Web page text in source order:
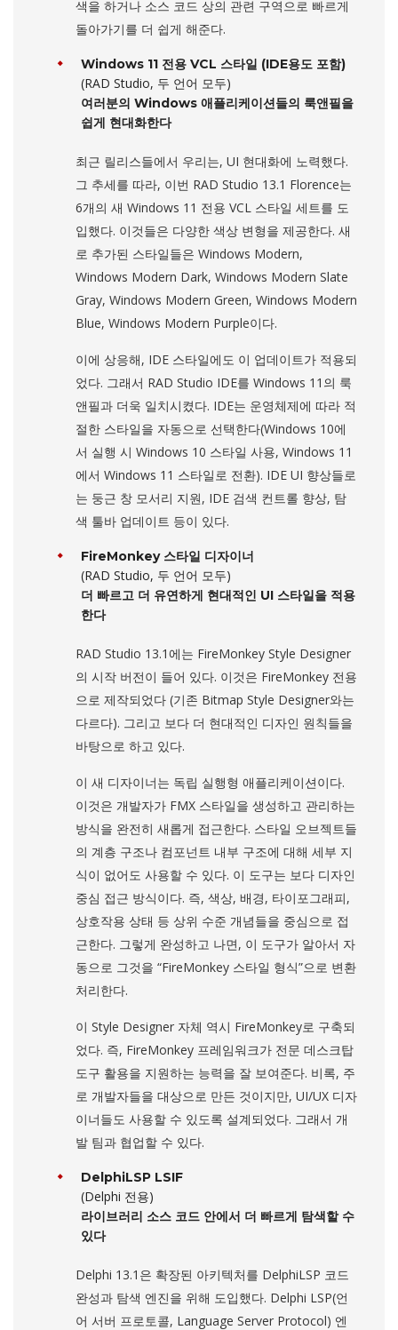
색을 하거나 소스 코드 상의 관련 구역으로 빠르게
돌아가기를 더 쉽게 해준다.
Windows 11 전용 VCL 스타일 (IDE용도 포함)
(RAD Studio, 두 언어 모두)
여러분의 Windows 애플리케이션들의 룩앤필을
쉽게 현대화한다
최근 릴리스들에서 우리는, UI 현대화에 노력했다.
그 추세를 따라, 이번 RAD Studio 13.1 Florence는
6개의 새 Windows 11 전용 VCL 스타일 세트를 도
입했다. 이것들은 다양한 색상 변형을 제공한다. 새
로 추가된 스타일들은 Windows Modern,
Windows Modern Dark, Windows Modern Slate
Gray, Windows Modern Green, Windows Modern
Blue, Windows Modern Purple이다.
이에 상응해, IDE 스타일에도 이 업데이트가 적용되
었다. 그래서 RAD Studio IDE를 Windows 11의 룩
앤필과 더욱 일치시켰다. IDE는 운영체제에 따라 적
절한 스타일을 자동으로 선택한다(Windows 10에
서 실행 시 Windows 10 스타일 사용, Windows 11
에서 Windows 11 스타일로 전환). IDE UI 향상들로
는 둥근 창 모서리 지원, IDE 검색 컨트롤 향상, 탐
색 툴바 업데이트 등이 있다.
FireMonkey 스타일 디자이너
(RAD Studio, 두 언어 모두)
더 빠르고 더 유연하게 현대적인 UI 스타일을 적용
한다
RAD Studio 13.1에는 FireMonkey Style Designer
의 시작 버전이 들어 있다. 이것은 FireMonkey 전용
으로 제작되었다 (기존 Bitmap Style Designer와는
다르다). 그리고 보다 더 현대적인 디자인 원칙들을
바탕으로 하고 있다.
이 새 디자이너는 독립 실행형 애플리케이션이다.
이것은 개발자가 FMX 스타일을 생성하고 관리하는
방식을 완전히 새롭게 접근한다. 스타일 오브젝트들
의 계층 구조나 컴포넌트 내부 구조에 대해 세부 지
식이 없어도 사용할 수 있다. 이 도구는 보다 디자인
중심 접근 방식이다. 즉, 색상, 배경, 타이포그래피,
상호작용 상태 등 상위 수준 개념들을 중심으로 접
근한다. 그렇게 완성하고 나면, 이 도구가 알아서 자
동으로 그것을 “FireMonkey 스타일 형식”으로 변환
처리한다.
이 Style Designer 자체 역시 FireMonkey로 구축되
었다. 즉, FireMonkey 프레임워크가 전문 데스크탑
도구 활용을 지원하는 능력을 잘 보여준다. 비록, 주
로 개발자들을 대상으로 만든 것이지만, UI/UX 디자
이너들도 사용할 수 있도록 설계되었다. 그래서 개
발 팀과 협업할 수 있다.
DelphiLSP LSIF
(Delphi 전용)
라이브러리 소스 코드 안에서 더 빠르게 탐색할 수
있다
Delphi 13.1은 확장된 아키텍처를 DelphiLSP 코드
완성과 탐색 엔진을 위해 도입했다. Delphi LSP(언
어 서버 프로토콜, Language Server Protocol) 엔